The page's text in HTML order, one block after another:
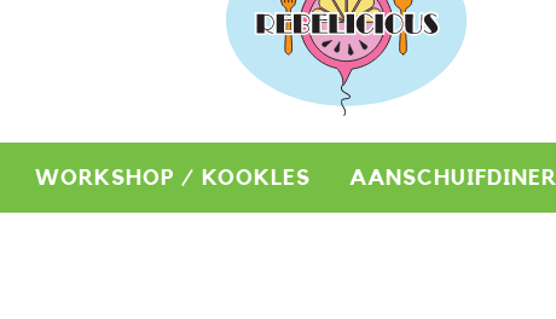
WORKSHOP / KOOKLES AANSCHUIFDINER